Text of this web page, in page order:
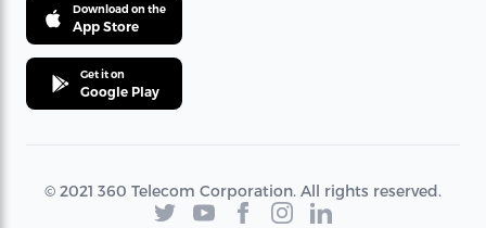
Download on the
App Store
Get it on
Google Play
© 2021 360 Telecom Corporation. All rights reserved.